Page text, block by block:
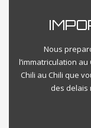
Nous
l’immatriculation
Chili au Chili que
des delais